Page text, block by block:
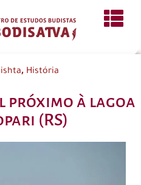
, História
próximo à lagoa
(RS)